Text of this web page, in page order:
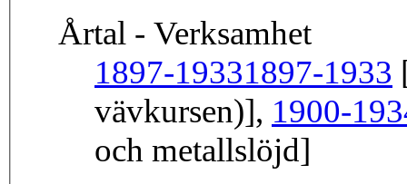
Årtal - Verksamhet
1897-19331897-1933
vävkursen)], 1900-
och metallslöjd]